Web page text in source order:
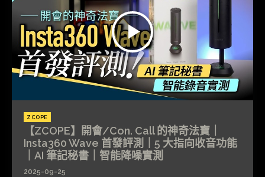
ZCOPE
【ZCOPE】開會/Con. Call 的神奇法寶｜
Insta360 Wave 首發評測｜5 大指向收音功能
｜AI 筆記秘書｜智能降噪實測
2025-09-25